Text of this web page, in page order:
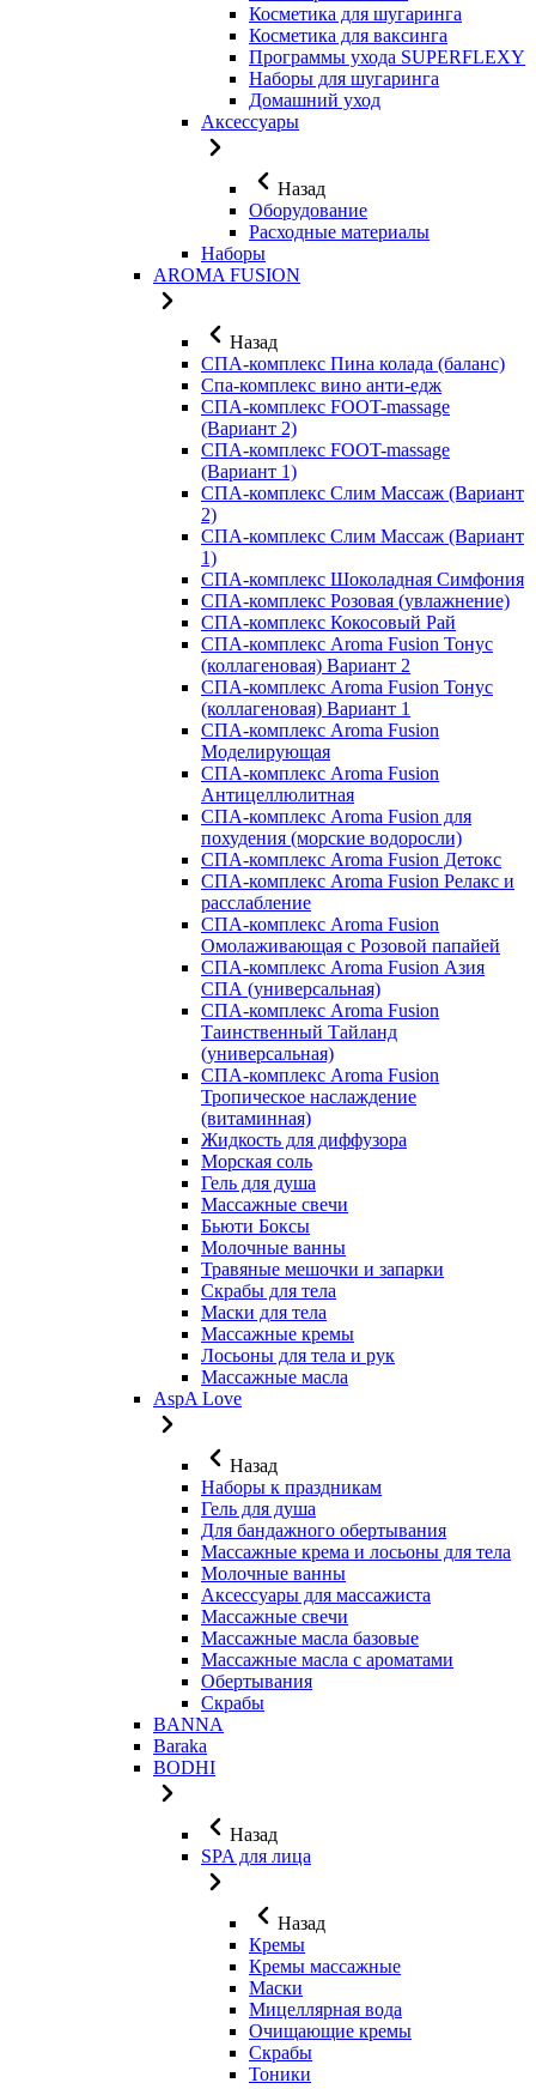
Косметика для шугаринга
Косметика для ваксинга
Программы ухода SUPERFLEXY
Наборы для шугаринга
Домашний уход
Аксессуары
Назад
Оборудование
Расходные материалы
Наборы
AROMA FUSION
Назад
СПА-комплекс Пина колада (баланс)
Cпа-комплекс вино анти-едж
СПА-комплекс FOOT-massage
(Вариант 2)
СПА-комплекс FOOT-massage
(Вариант 1)
СПА-комплекс Слим Массаж (Вариант
2)
СПА-комплекс Слим Массаж (Вариант
1)
СПА-комплекс Шоколадная Симфония
СПА-комплекс Розовая (увлажнение)
СПА-комплекс Кокосовый Рай
СПА-комплекс Aroma Fusion Тонус
(коллагеновая) Вариант 2
СПА-комплекс Aroma Fusion Тонус
(коллагеновая) Вариант 1
СПА-комплекс Aroma Fusion
Моделирующая
СПА-комплекс Aroma Fusion
Антицеллюлитная
СПА-комплекс Aroma Fusion для
похудения (морские водоросли)
СПА-комплекс Aroma Fusion Детокс
СПА-комплекс Aroma Fusion Релакс и
расслабление
СПА-комплекс Aroma Fusion
Омолаживающая с Розовой папайей
СПА-комплекс Aroma Fusion Азия
СПА (универсальная)
СПА-комплекс Aroma Fusion
Таинственный Тайланд
(универсальная)
СПА-комплекс Aroma Fusion
Тропическое наслаждение
(витаминная)
Жидкость для диффузора
Морская соль
Гель для душа
Массажные свечи
Бьюти Боксы
Молочные ванны
Травяные мешочки и запарки
Скрабы для тела
Маски для тела
Массажные кремы
Лосьоны для тела и рук
Массажные масла
AspA Love
Назад
Наборы к праздникам
Гель для душа
Для бандажного обертывания
Массажные крема и лосьоны для тела
Молочные ванны
Аксессуары для массажиста
Массажные свечи
Массажные масла базовые
Массажные масла с ароматами
Обертывания
Скрабы
BANNA
Baraka
BODHI
Назад
SPA для лица
Назад
Кремы
Кремы массажные
Маски
Мицеллярная вода
Очищающие кремы
Скрабы
Тоники